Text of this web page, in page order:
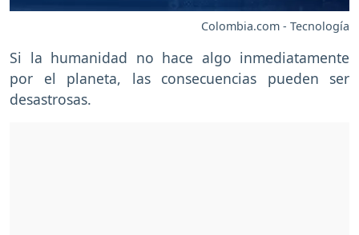
Colombia.com - Tecnología
Si la humanidad no hace algo inmediatamente
por el planeta, las consecuencias pueden ser
desastrosas.